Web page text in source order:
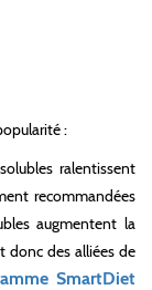
:
ralentissent
recommandées
augmentent la
donc des alliées de
SmartDiet